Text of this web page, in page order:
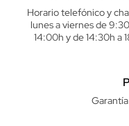
Horario telefónico y
lunes a viernes de
14:00h y de 14:30h a